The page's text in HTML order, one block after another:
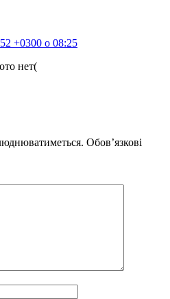
+0300 о 08:25
нет(
Обов’язкові